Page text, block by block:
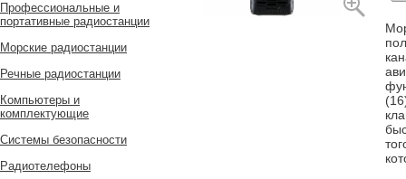
Профессиональные и
портативные радиостанции
Морские радиостанции
Речные радиостанции
Компьютеры и
комплектующие
Системы безопасности
Радиотелефоны